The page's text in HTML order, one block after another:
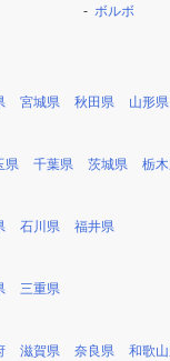
ボルボ
宮城県 秋田県 山形県
県 千葉県 茨城県 栃
石川県 福井県
三重県
滋賀県 奈良県 和歌